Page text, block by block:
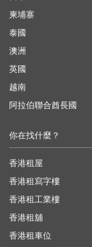
柬埔寨
泰國
澳洲
英國
越南
阿拉伯聯合酋長國
你在找什麼？
香港租屋
香港租寫字樓
香港租工業樓
香港租舖
香港租車位